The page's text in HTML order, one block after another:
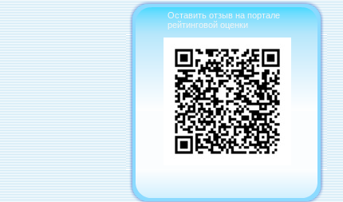
Оставить отзыв на портале
рейтинговой оценки